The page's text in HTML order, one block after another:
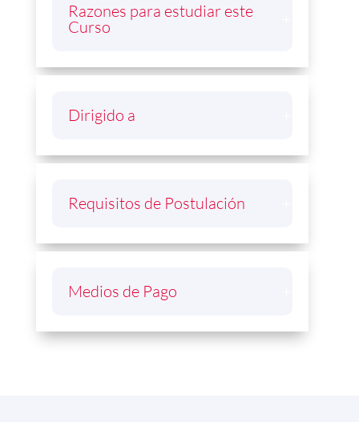
Razones para estudiar este
Curso
Dirigido a
Requisitos de Postulación
Medios de Pago